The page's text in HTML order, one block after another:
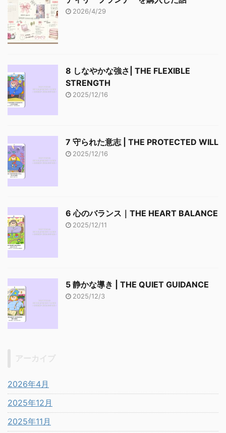
2026/4/29
8 しなやかな強さ| THE FLEXIBLE
STRENGTH
2025/12/16
7 守られた意志 | THE PROTECTED WILL
2025/12/16
6 心のバランス｜THE HEART BALANCE
2025/12/11
5 静かな導き | THE QUIET GUIDANCE
2025/12/3
2026年4月
2025年12月
2025年11月